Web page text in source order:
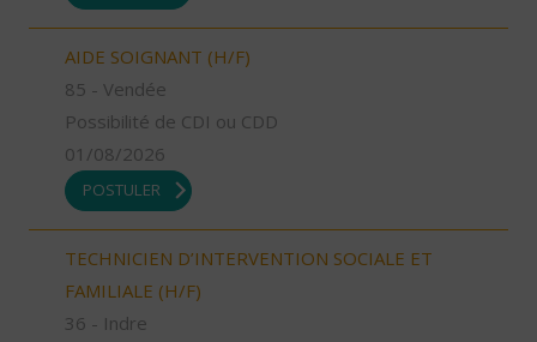
AIDE SOIGNANT (H/F)
85 - Vendée
Possibilité de CDI ou CDD
01/08/2026
POSTULER
TECHNICIEN D’INTERVENTION SOCIALE ET
FAMILIALE (H/F)
36 - Indre